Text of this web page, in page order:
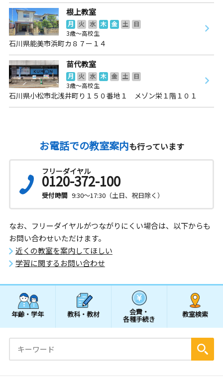
根上教室
月 火 水 木 金 土
日
3歳～高校生
石川県能美市浜町カ８７ー１４
苗代教室
月 火 水 木 金 土
日
3歳～高校生
石川県小松市北浅井町り１５０番地１ メゾン栄１階１０１
お電話での教室案内も行っています
フリーダイヤル
0120-372-100
受付時間 9:30～17:30（土日、祝日除く）
なお、フリーダイヤルがつながりにくい場合は、以下からも
お問い合わせいただけます。
近くの教室を案内してほしい
学習に関するお問い合わせ
年齢・学年 教科・教材 会費・
各種手続き
教室検索